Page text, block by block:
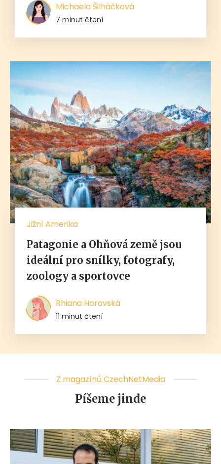
Michaela Šilháčková
7 minut čtení
Jižní Amerika
Patagonie a Ohňová země jsou
ideální pro snílky, fotografy,
zoology a sportovce
Rhiana Horovská
11 minut čtení
Z magazínů CzechNetMedia
Píšeme jinde